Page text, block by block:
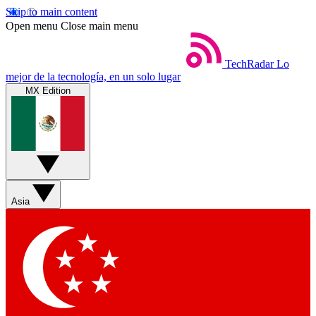
Skip to main content
Open menu Close main menu
TechRadar Lo
mejor de la tecnología, en un solo lugar
MX Edition
Asia